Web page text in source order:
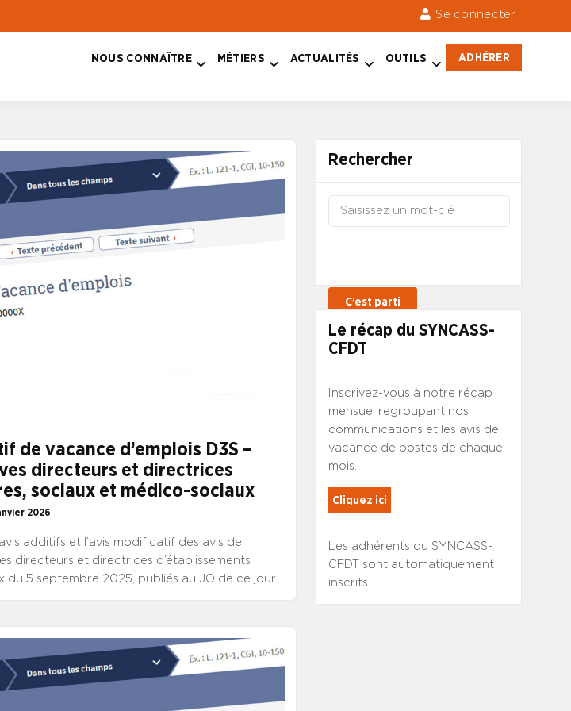
Se connecter
NOUS CONNAÎTRE MÉTIERS ACTUALITÉS OUTILS ADHÉRER
vacance d’emplois D3S –
directeurs et directrices
sociaux et médico-sociaux
2026
additifs et l’avis modificatif des avis de
directeurs et directrices d’établissements
du 5 septembre 2025, publiés au JO de ce jour.
CHEF D’ETABLISSEMENT CONSULTER
ADJOINT CONSULTER L’AVIS
ADJOINT CONSULTER L’AVIS DE
DU 5 SEPTEMBRE CONSULTER
Rechercher
Le récap du SYNCASS-
CFDT
Inscrivez-vous à notre récap
mensuel regroupant nos
communications et les avis de
vacance de postes de chaque
mois.
Cliquez ici
Les adhérents du SYNCASS-
CFDT sont automatiquement
inscrits.